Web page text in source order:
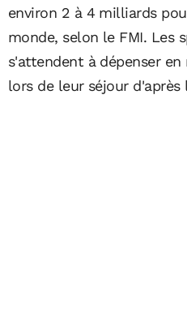
environ 2 à 4 milliards
monde, selon le FMI. Les
s'attendent à dépenser
lors de leur séjour d'après